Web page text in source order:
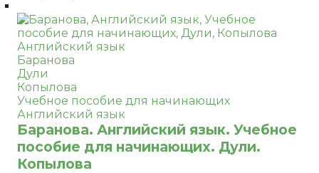
Английский язык
Баранова
Дули
Копылова
Учебное пособие для начинающих
Английский язык
Баранова. Английский язык. Учебное
пособие для начинающих. Дули.
Копылова